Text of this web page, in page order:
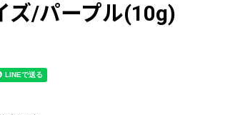
ズ/パープル(10g)